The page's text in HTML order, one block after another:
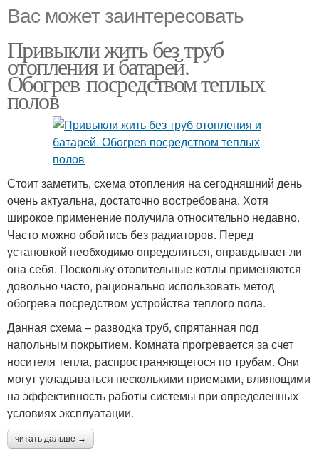
Вас может заинтересовать
Привыкли жить без труб
отопления и батарей.
Обогрев посредством теплых
полов
Стоит заметить, схема отопления на сегодняшний день
очень актуальна, достаточно востребована. Хотя
широкое применение получила относительно недавно.
Часто можно обойтись без радиаторов. Перед
установкой необходимо определиться, оправдывает ли
она себя. Поскольку отопительные котлы применяются
довольно часто, рационально использовать метод
обогрева посредством устройства теплого пола.
Данная схема – разводка труб, спрятанная под
напольным покрытием. Комната прогревается за счет
носителя тепла, распространяющегося по трубам. Они
могут укладываться несколькими приемами, влияющими
на эффективность работы системы при определенных
условиях эксплуатации.
читать дальше →